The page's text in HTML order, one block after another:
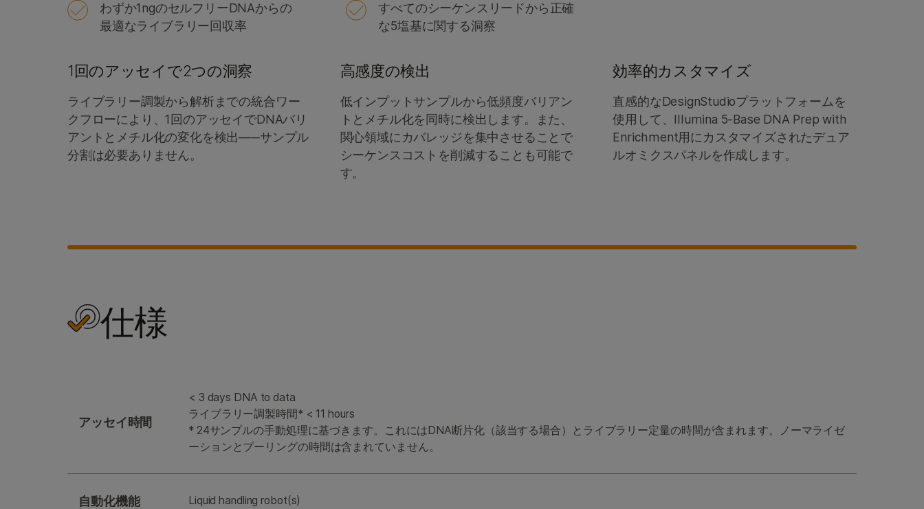
わずか1ngのセルフリーDNAからの
最適なライブラリー回収率
すべてのシーケンスリードから正確
な5塩基に関する洞察
1回のアッセイで2つの洞察
ライブラリー調製から解析までの統合ワー
クフローにより、1回のアッセイでDNAバリ
アントとメチル化の変化を検出―─サンプル
分割は必要ありません。
高感度の検出
低インプットサンプルから低頻度バリアン
トとメチル化を同時に検出します。また、
関心領域にカバレッジを集中させることで
シーケンスコストを削減することも可能で
す。
効率的カスタマイズ
直感的なDesignStudioプラットフォームを
使用して、Illumina 5-Base DNA Prep with
Enrichment用にカスタマイズされたデュア
ルオミクスパネルを作成します。
仕様
アッセイ時間
< 3 days DNA to data
ライブラリー調製時間* < 11 hours
* 24サンプルの手動処理に基づきます。これにはDNA断片化（該当する場合）とライブラリー定量の時間が含まれます。ノーマライゼ
ーションとプーリングの時間は含まれていません。
自動化機能 Liquid handling robot(s)